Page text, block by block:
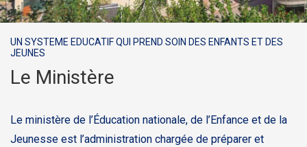
UN SYSTEME EDUCATIF QUI PREND SOIN DES ENFANTS ET DES
JEUNES
Le Ministère
Le ministère de l’Éducation nationale, de l’Enfance et de la
Jeunesse est l’administration chargée de préparer et